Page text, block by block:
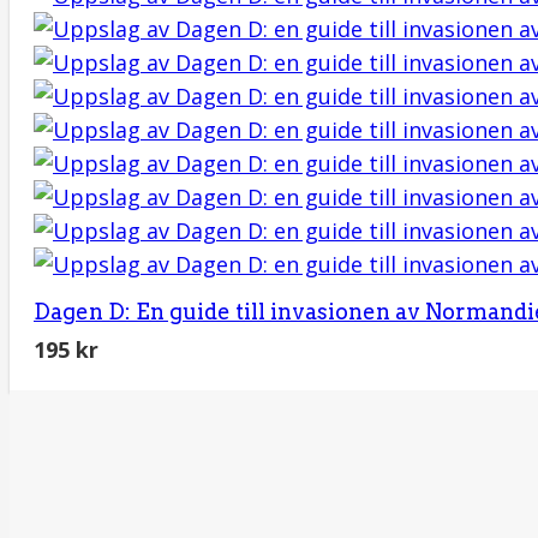
Dagen D: En guide till invasionen av
195 kr